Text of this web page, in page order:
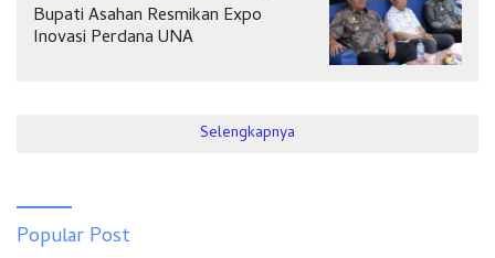
2026
Bupati Asahan Resmikan Expo
Inovasi Perdana UNA
Selengkapnya
Popular Post